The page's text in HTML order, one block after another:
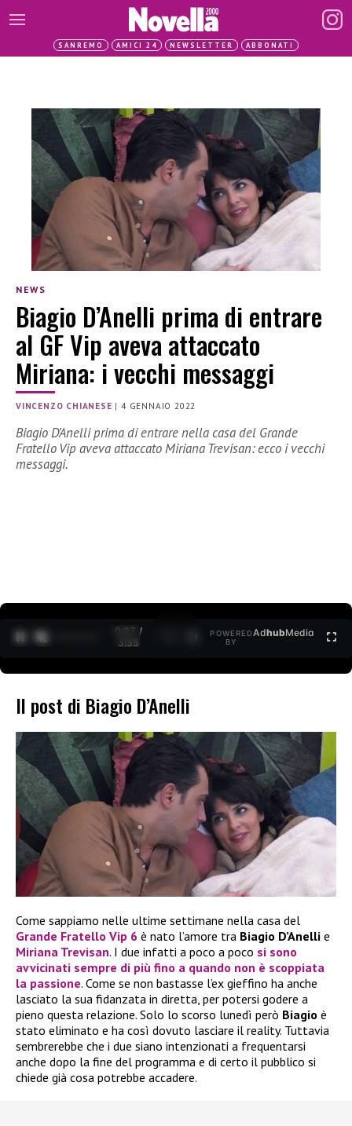
SANREMO AMICI 24 NEWSLETTER ABBONATI
NEWS
Biagio D’Anelli prima di entrare
al GF Vip aveva attaccato
Miriana: i vecchi messaggi
VINCENZO CHIANESE |4 GENNAIO 2022
Biagio D’Anelli prima di entrare nella casa del Grande
Fratello Vip aveva attaccato Miriana Trevisan: ecco i vecchi
messaggi.
0:28 /
3:35
POWERED
BY
AdhubMedia
Il post di Biagio D’Anelli
Come sappiamo nelle ultime settimane nella casa del
Grande Fratello Vip 6 è nato l’amore tra Biagio D’Anelli e
Miriana Trevisan. I due infatti a poco a poco si sono
avvicinati sempre di più fino a quando non è scoppiata
la passione. Come se non bastasse l’ex gieffino ha anche
lasciato la sua fidanzata in diretta, per potersi godere a
pieno questa relazione. Solo lo scorso lunedì però Biagio è
stato eliminato e ha così dovuto lasciare il reality. Tuttavia
sembrerebbe che i due siano intenzionati a frequentarsi
anche dopo la fine del programma e di certo il pubblico si
chiede già cosa potrebbe accadere.